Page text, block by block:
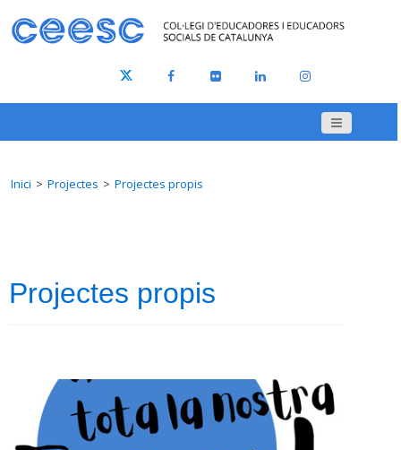
Inici Projectes Projectes propis
Projectes propis